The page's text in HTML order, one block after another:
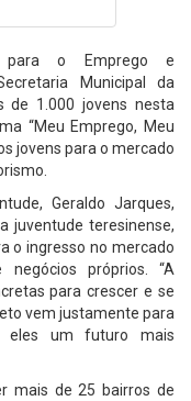
para o Emprego e
Municipal da
de 1.000 jovens nesta
“Meu Emprego, Meu
jovens para o mercado
Geraldo Jarques,
juventude teresinense,
o ingresso no mercado
próprios. “A
para crescer e se
vem justamente para
eles um futuro mais
mais de 25 bairros de